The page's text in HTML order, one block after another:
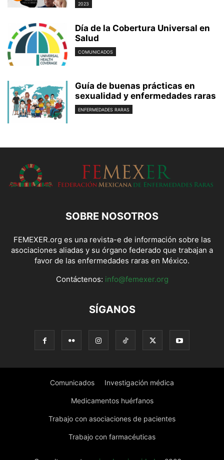
2023
Día de la Cobertura Universal en
Salud
COMUNICADOS
Guía de buenas prácticas en
sexualidad y enfermedades raras
ENFERMEDADES RARAS
SOBRE NOSOTROS
FEMEXER.org es una revista-e de información sobre las
asociaciones aliadas y su órgano federado que trabajan a
favor de las enfermedades raras en México.
Contáctenos: info@femexer.org
SÍGANOS
Comunicados Investigación médica
Medicamentos huérfanos
Trabajo con asociaciones de pacientes
Trabajo con farmacéuticas